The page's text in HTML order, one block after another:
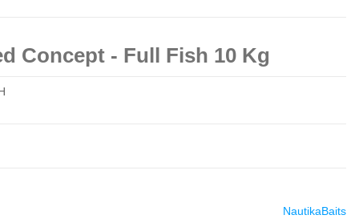
Concept - Full Fish 10 Kg
NautikaBaits